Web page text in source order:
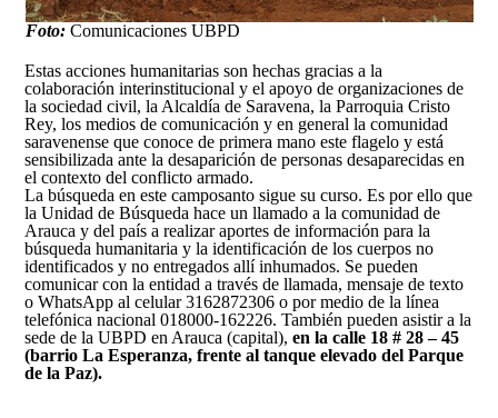
Foto:Comunicaciones UBPD
Estas acciones humanitarias son hechas gracias a la
colaboración interinstitucional y el apoyo de organizaciones de
la sociedad civil, la Alcaldía de Saravena, la Parroquia Cristo
Rey, los medios de comunicación y en general la comunidad
saravenense que conoce de primera mano este flagelo y está
sensibilizada ante la desaparición de personas desaparecidas en
el contexto del conflicto armado.
La búsqueda en este camposanto sigue su curso. Es por ello que
la Unidad de Búsqueda hace un llamado a la comunidad de
Arauca y del país a realizar aportes de información para la
búsqueda humanitaria y la identificación de los cuerpos no
identificados y no entregados allí inhumados. Se pueden
comunicar con la entidad a través de llamada, mensaje de texto
o WhatsApp al celular 3162872306 o por medio de la línea
telefónica nacional 018000-162226. También pueden asistir a la
sede de la UBPD en Arauca (capital),en la calle 18 # 28 – 45
(barrio La Esperanza, frente al tanque elevado del Parque
de la Paz).